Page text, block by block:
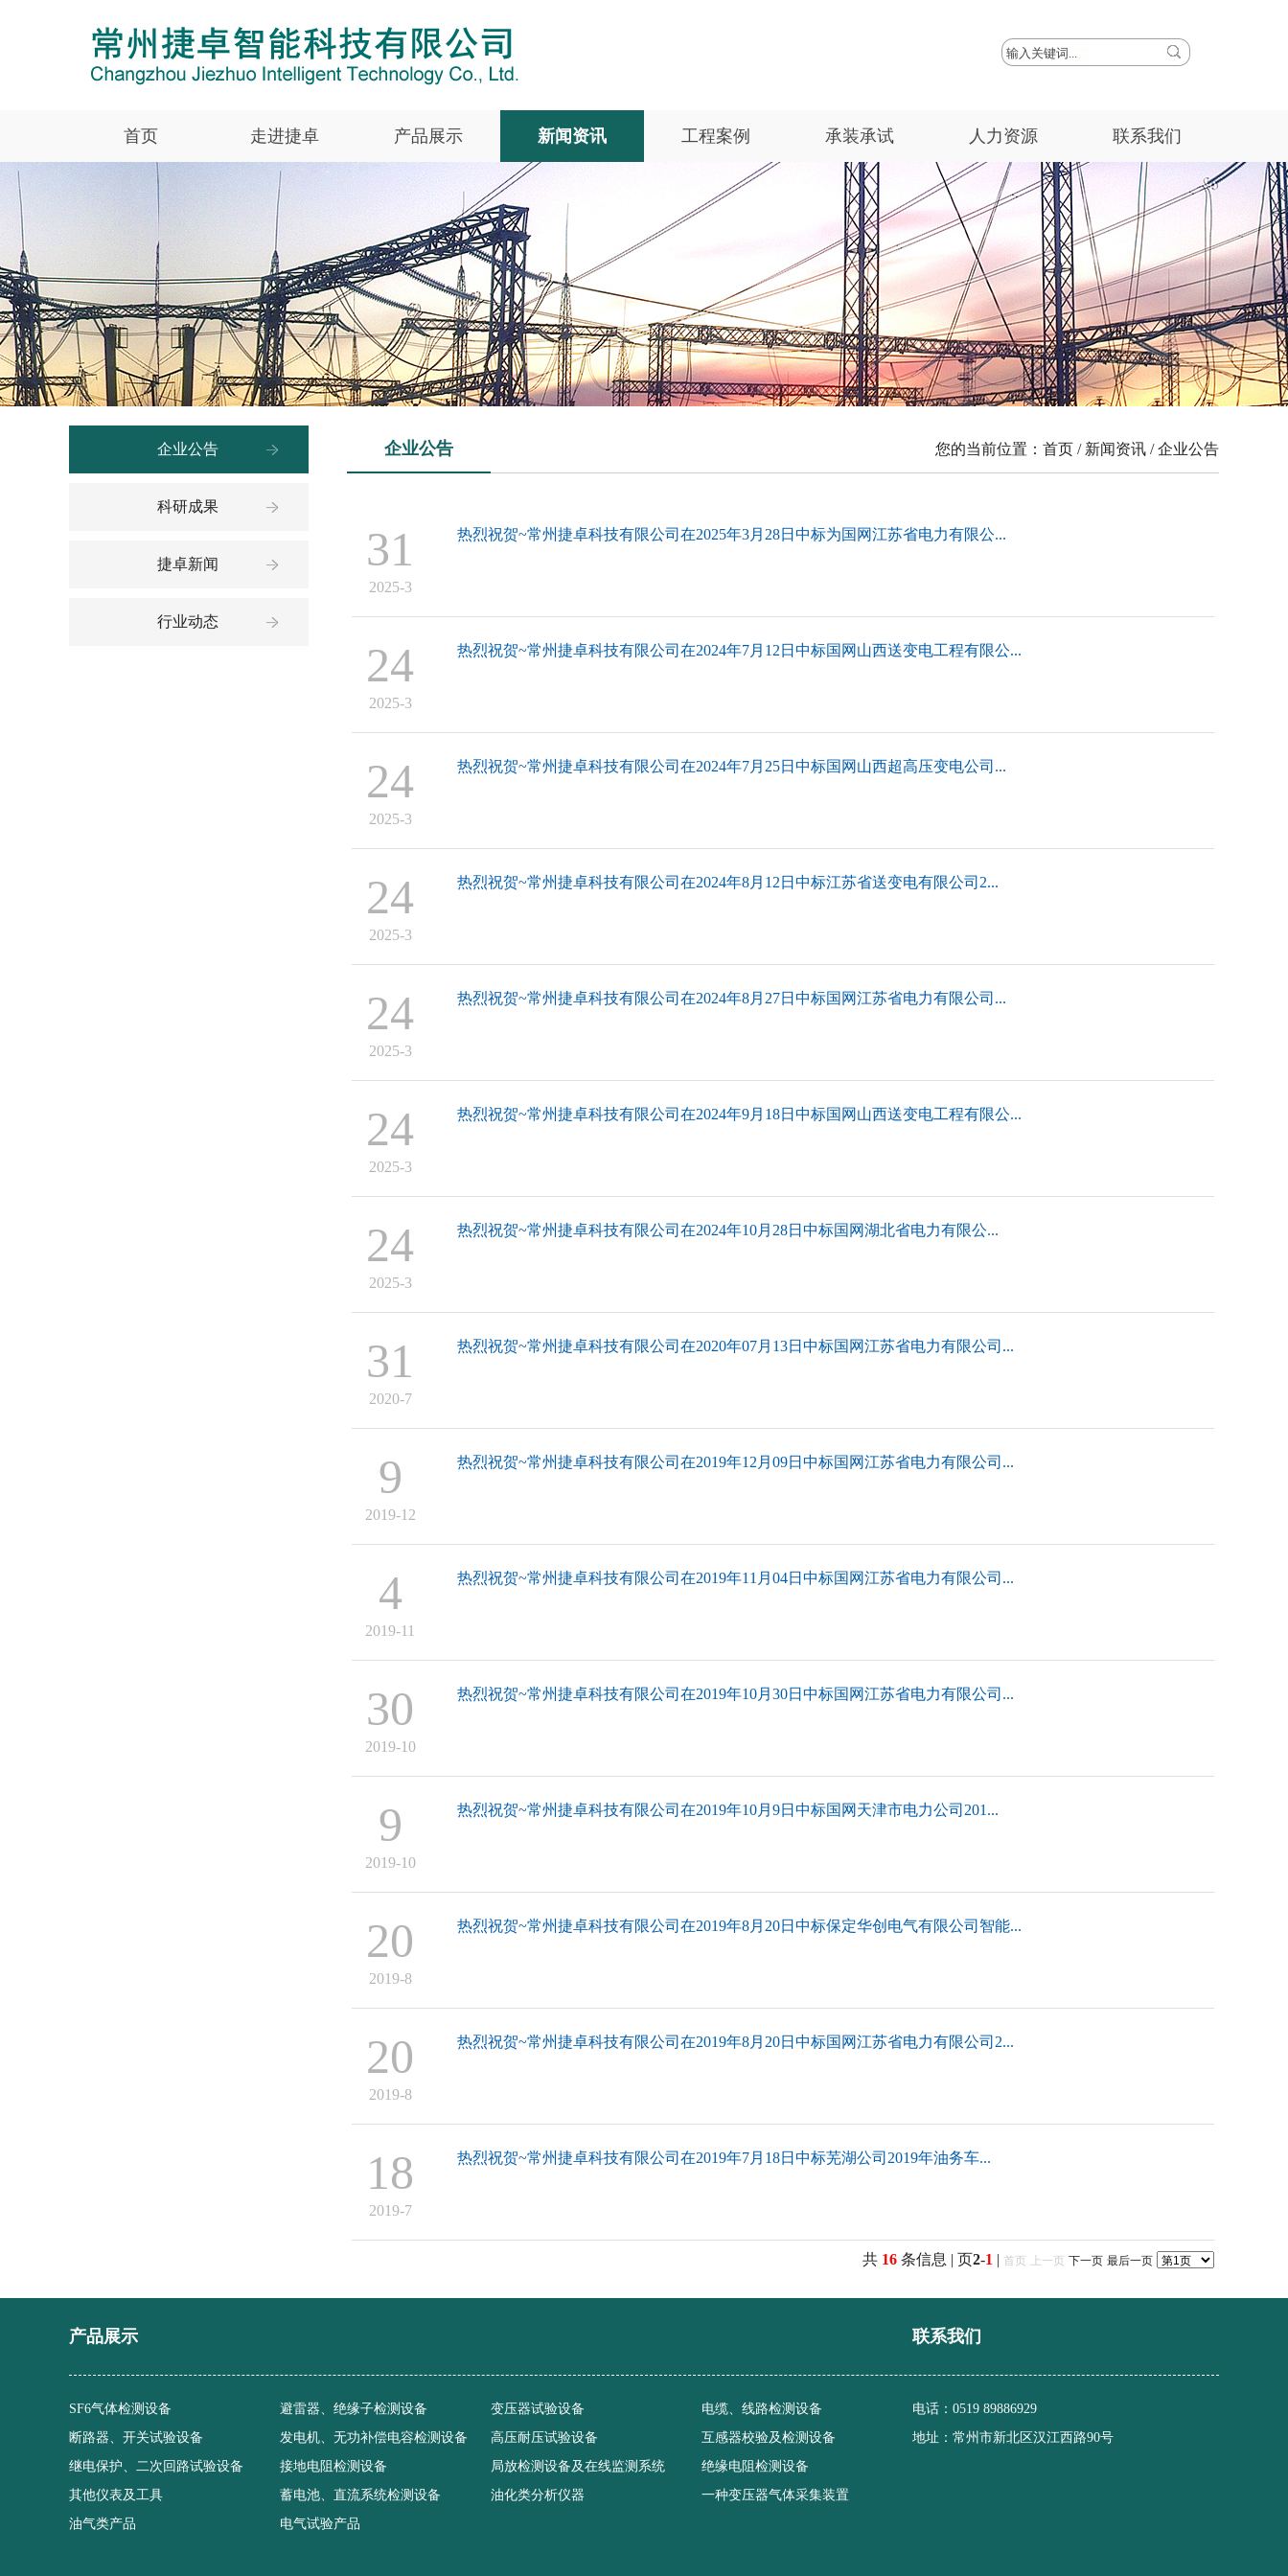
首页 走进捷卓 产品展示 新闻资讯 工程案例 承装承试 人力资源 联系我们
企业公告
科研成果
捷卓新闻
行业动态
企业公告 您的当前位置：首页 / 新闻资讯 / 企业公告
31
2025-3
热烈祝贺~常州捷卓科技有限公司在2025年3月28日中标为国网江苏省电力有限公...
24
2025-3
热烈祝贺~常州捷卓科技有限公司在2024年7月12日中标国网山西送变电工程有限公...
24
2025-3
热烈祝贺~常州捷卓科技有限公司在2024年7月25日中标国网山西超高压变电公司...
24
2025-3
热烈祝贺~常州捷卓科技有限公司在2024年8月12日中标江苏省送变电有限公司2...
24
2025-3
热烈祝贺~常州捷卓科技有限公司在2024年8月27日中标国网江苏省电力有限公司...
24
2025-3
热烈祝贺~常州捷卓科技有限公司在2024年9月18日中标国网山西送变电工程有限公...
24
2025-3
热烈祝贺~常州捷卓科技有限公司在2024年10月28日中标国网湖北省电力有限公...
31
2020-7
热烈祝贺~常州捷卓科技有限公司在2020年07月13日中标国网江苏省电力有限公司...
9
2019-12
热烈祝贺~常州捷卓科技有限公司在2019年12月09日中标国网江苏省电力有限公司...
4
2019-11
热烈祝贺~常州捷卓科技有限公司在2019年11月04日中标国网江苏省电力有限公司...
30
2019-10
热烈祝贺~常州捷卓科技有限公司在2019年10月30日中标国网江苏省电力有限公司...
9
2019-10
热烈祝贺~常州捷卓科技有限公司在2019年10月9日中标国网天津市电力公司201...
20
2019-8
热烈祝贺~常州捷卓科技有限公司在2019年8月20日中标保定华创电气有限公司智能...
20
2019-8
热烈祝贺~常州捷卓科技有限公司在2019年8月20日中标国网江苏省电力有限公司2...
18
2019-7
热烈祝贺~常州捷卓科技有限公司在2019年7月18日中标芜湖公司2019年油务车...
共 16 条信息 | 页2-1 | 首页 上一页 下一页 最后一页
产品展示 联系我们
SF6气体检测设备 避雷器、绝缘子检测设备 变压器试验设备
电缆、线路检测设备
断路器、开关试验设备
发电机、无功补偿电容检测设备 高压耐压试验设备
互感器校验及检测设备
继电保护、二次回路试验设备
接地电阻检测设备 局放检测设备及在线监测系统
绝缘电阻检测设备
其他仪表及工具
蓄电池、直流系统检测设备 油化类分析仪器
一种变压器气体采集装置
油气类产品
电气试验产品
电话：0519 89886929
地址：常州市新北区汉江西路90号